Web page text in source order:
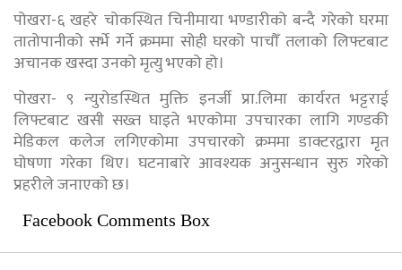
पोखरा-६ खहरे चोकस्थित चिनीमाया भण्डारीको बन्दै गरेको घरमा
तातोपानीको सर्भे गर्ने क्रममा सोही घरको पाचौँ तलाको लिफ्टबाट
अचानक खस्दा उनको मृत्यु भएको हो।
पोखरा- ९ न्युरोडस्थित मुक्ति इनर्जी प्रा.लिमा कार्यरत भट्टराई
लिफ्टबाट खसी सख्त घाइते भएकोमा उपचारका लागि गण्डकी
मेडिकल कलेज लगिएकोमा उपचारको क्रममा डाक्टरद्वारा मृत
घोषणा गरेका थिए। घटनाबारे आवश्यक अनुसन्धान सुरु गरेको
प्रहरीले जनाएको छ।
Facebook Comments Box